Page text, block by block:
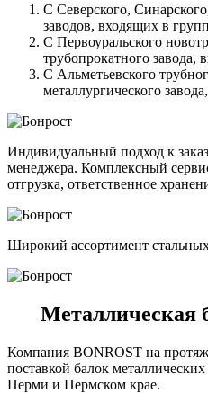
С Северского,
заводов, входящих в
С Первоуральского
трубопрокатного
С Альметьевского
металлургического
Индивидуальный подход к
менеджера. Комплексный
отгрузка, ответственное
Широкий ассортимент
Металлическая
Компания BONROST на
поставкой балок
Перми и Пермском крае.